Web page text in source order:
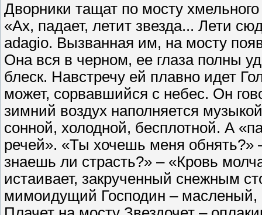
Дворники тащат по мосту
«Ах, падает, летит звезда... Лети
adagio. Вызванная им, на мосту
Она вся в черном, ее глаза полны
блеск. Навстречу ей плавно идет
может, сорвавший­ся с небес. Он
зимний воздух наполняется
сонной, холодной, бесплотной. А
речей». «Ты хочешь меня обнять?»
знаешь ли страсть?» – «Кровь
истаивает, закрученный снежным
мимоидущий Господин – масленый,